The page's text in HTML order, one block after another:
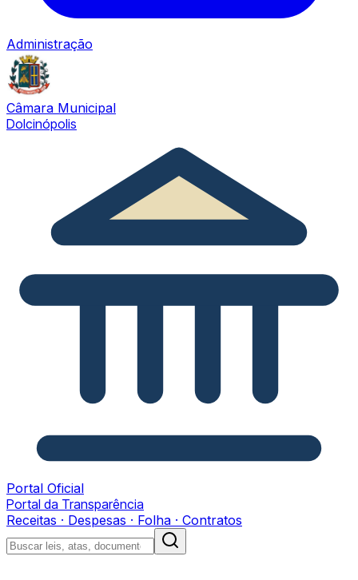
Administração
Câmara Municipal
Dolcinópolis
Portal Oficial
Portal da Transparência
Receitas · Despesas · Folha · Contratos